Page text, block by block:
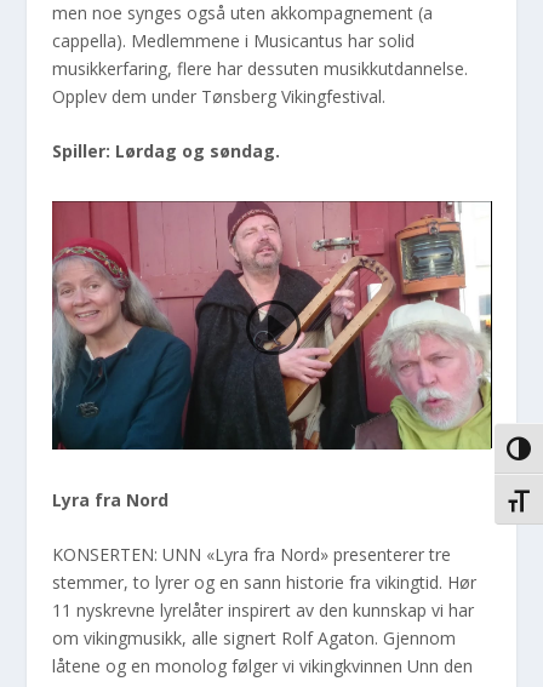
men noe synges også uten akkompagnement (a
cappella). Medlemmene i Musicantus har solid
musikkerfaring, flere har dessuten musikkutdannelse.
Opplev dem under Tønsberg Vikingfestival.
Spiller: Lørdag og søndag.
Lyra fra Nord
KONSERTEN: UNN «Lyra fra Nord» presenterer tre
stemmer, to lyrer og en sann historie fra vikingtid. Hør
11 nyskrevne lyrelåter inspirert av den kunnskap vi har
om vikingmusikk, alle signert Rolf Agaton. Gjennom
låtene og en monolog følger vi vikingkvinnen Unn den